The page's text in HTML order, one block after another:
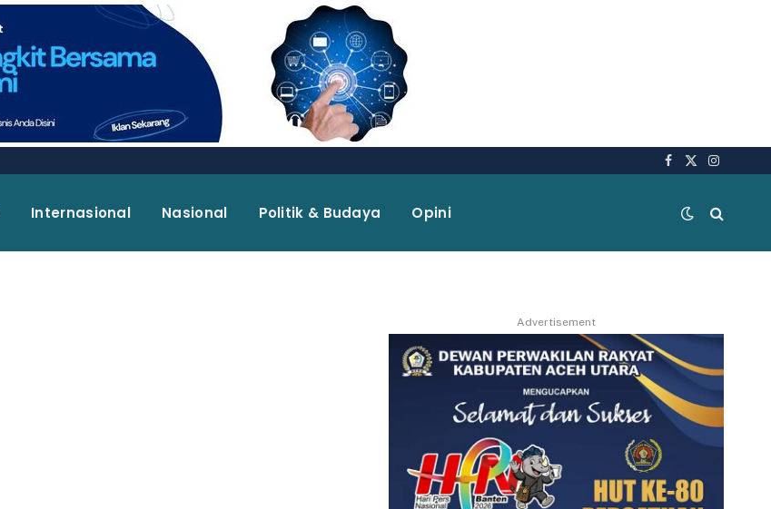
Facebook
X
Internasional Nasional Politik & Budaya Opini
Advertisement